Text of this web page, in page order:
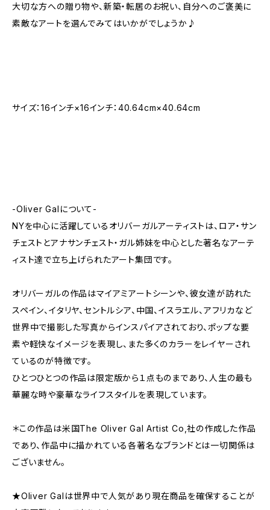
大切な方への贈り物や、新築・転居のお祝い、自分へのご褒美に
素敵なアートを選んでみてはいかがでしょうか♪
サイズ：16インチ×16インチ：40.64cm×40.64cm
-Oliver Galについて-
NYを中心に活躍しているオリバーガルアーティストは、ロア・サン
チェストとアナサンチェスト・ガル姉妹を中心とした著名なアーテ
ィスト達で立ち上げられたアート集団です。
オリバーガルの作品はマイアミアートシーンや、彼女達が訪れた
スペイン、イタリヤ、セントルシア、中国、イスラエル、アフリカなど
世界中で撮影した写真からインスパイアされており、ポップな要
素や軽快なイメージを表現し、また多くのカラーをレイヤーされ
ているのが特徴です。
ひとつひとつの作品は限定版から１点ものまであり、人生の最も
華麗な時や豪華なライフスタイルを表現しています。
＊この作品は米国The Oliver Gal Artist Co,社の作成した作品
であり、作品中に描かれている各著名なブランドとは一切関係は
ございません。
★Oliver Galは世界中で人気があり現在商品を確保することが